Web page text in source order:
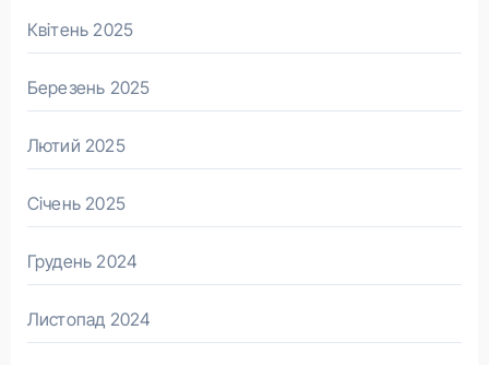
Квітень 2025
Березень 2025
Лютий 2025
Січень 2025
Грудень 2024
Листопад 2024